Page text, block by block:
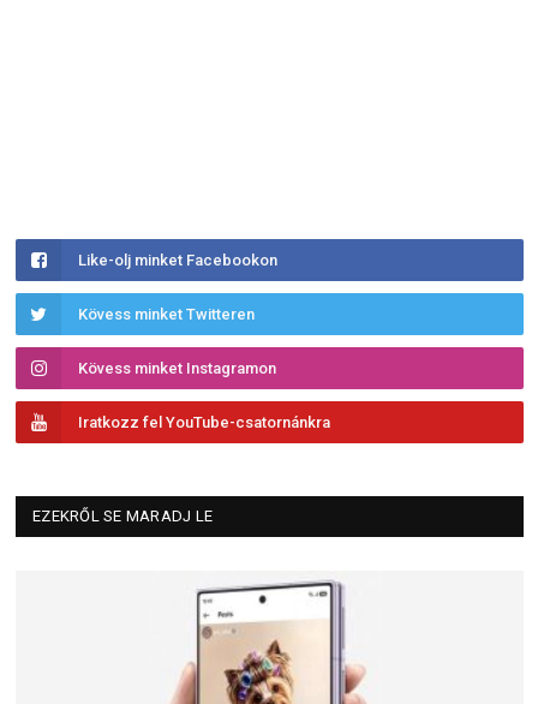
Like-olj minket Facebookon
Kövess minket Twitteren
Kövess minket Instagramon
Iratkozz fel YouTube-csatornánkra
EZEKRŐL SE MARADJ LE